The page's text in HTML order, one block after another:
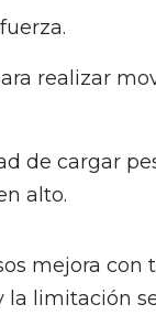
realizar
de cargar
alto.
mejora con
la limitación